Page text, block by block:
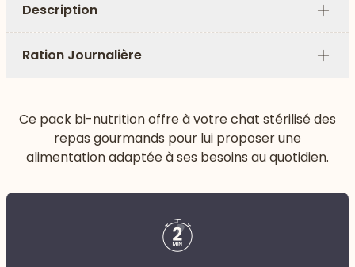
Description
Plus
Ration Journalière
Plus
Ce pack bi-nutrition offre à votre chat stérilisé des
repas gourmands pour lui proposer une
alimentation adaptée à ses besoins au quotidien.